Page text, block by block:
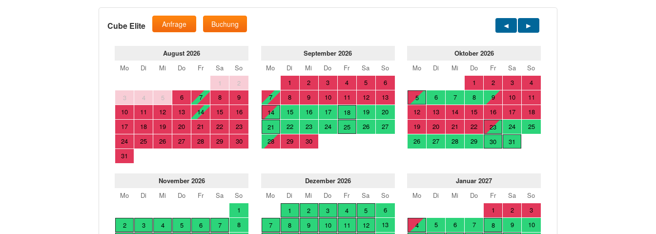
Cube Elite Anfrage Buchung
August 2026
Mo
Di Mi Do Fr Sa
So
1
2
3
4 5 6 7 8
9
10
11 12 13 14 15
16
17
18 19 20 21 22
23
24
25 26 27 28 29
30
31
September 2026
Mo
Di Mi Do Fr Sa
So
1
2 3 4 5
6
7
8 9 10 11 12
13
14
15 16 17 18 19
20
21
22 23 24 25 26
27
28
29 30
Oktober 2026
Mo
Di Mi Do Fr Sa
So
1
2 3
4
5
6 7 8 9 10
11
12
13 14 15 16 17
18
19
20 21 22 23 24
25
26
27 28 29 30 31
November 2026
Mo
Di Mi Do Fr Sa
So
1
2
3 4 5 6 7
8
Dezember 2026
Mo
Di Mi Do Fr Sa
So
1
2 3 4 5
6
7
8 9 10 11 12
13
Januar 2027
Mo
Di Mi Do Fr Sa
So
1
2
3
4
5 6 7 8 9
10